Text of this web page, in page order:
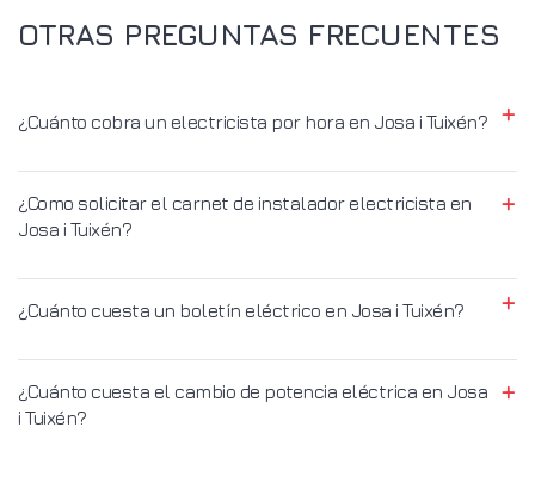
OTRAS PREGUNTAS FRECUENTES
¿Cuánto cobra un electricista por hora en Josa i Tuixén?
¿Como solicitar el carnet de instalador electricista en
Josa i Tuixén?
¿Cuánto cuesta un boletín eléctrico en Josa i Tuixén?
¿Cuánto cuesta el cambio de potencia eléctrica en Josa
i Tuixén?